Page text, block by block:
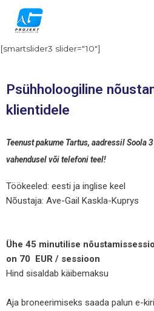
[smartslider3 slider="10"]
Psühholoogiline
klientidele
Teenust pakume Tartus, aadressil Soola
vahendusel või telefoni teel!
Töökeeled: eesti ja inglise keel
Nõustaja: Ave-Gail Kaskla-Kuprys
Ühe 45 minutilise
on 70 EUR / sessioon
Hind sisaldab käibemaksu
Aja broneerimiseks saada palun e-